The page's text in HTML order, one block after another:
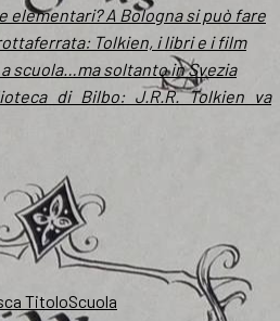
elementari? A Bologna si può fare
Tolkien, i libri e i film
a scuola…ma soltanto in Svezia
di Bilbo: J.R.R. Tolkien va
TitoloCategorie
Scuola